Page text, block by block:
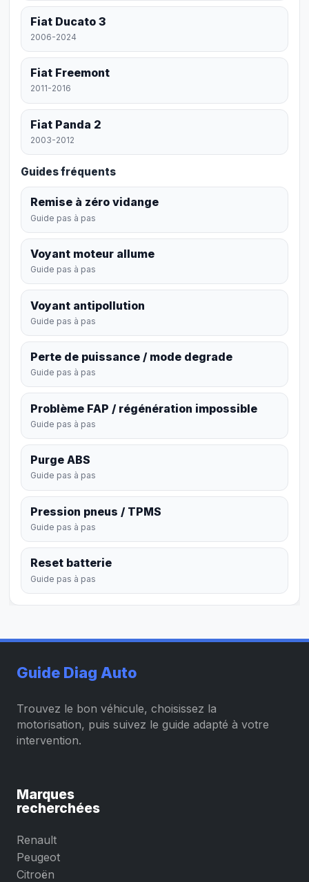
Fiat Ducato 3
2006-2024
Fiat Freemont
2011-2016
Fiat Panda 2
2003-2012
Guides fréquents
Remise à zéro vidange
Guide pas à pas
Voyant moteur allume
Guide pas à pas
Voyant antipollution
Guide pas à pas
Perte de puissance / mode degrade
Guide pas à pas
Problème FAP / régénération impossible
Guide pas à pas
Purge ABS
Guide pas à pas
Pression pneus / TPMS
Guide pas à pas
Reset batterie
Guide pas à pas
Guide Diag Auto
Trouvez le bon véhicule, choisissez la
motorisation, puis suivez le guide adapté à votre
intervention.
Marques
recherchées
Renault
Peugeot
Citroën